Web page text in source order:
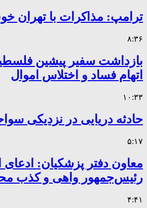
ترامپ: مذاکرات با تهران
۸:۳۶
بازداشت سفیر پیشین
اتهام فساد و اختلاس اموال
۱۰:۳۳
حادثه دریایی در نزدیکی
۵:۱۷
معاون دفتر پزشکیان: ادعای
رئیس‌جمهور واهی و کذب
۴:۴۱